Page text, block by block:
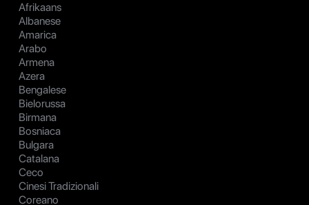
Afrikaans
Albanese
Amarica
Arabo
Armena
Azera
Bengalese
Bielorussa
Birmana
Bosniaca
Bulgara
Catalana
Ceco
Cinesi Tradizionali
Coreano